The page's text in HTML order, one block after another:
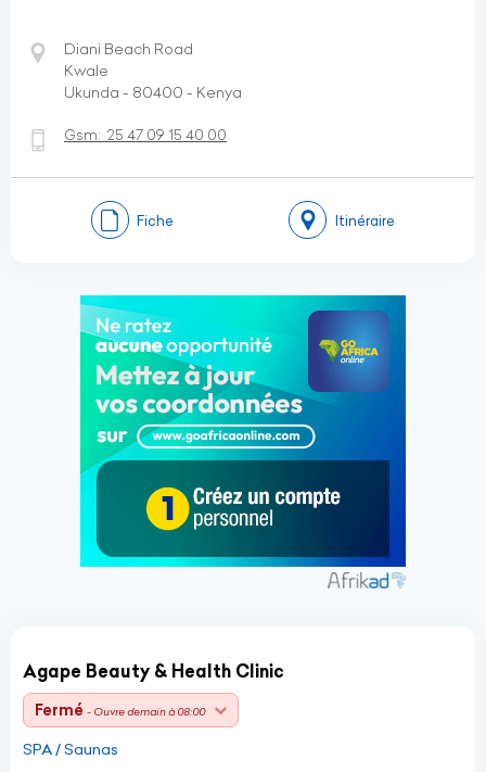
Diani Beach Road
Kwale
Ukunda - 80400 - Kenya
Gsm: 25 47 09 15 40 00
Fiche Itinéraire
Agape Beauty & Health Clinic
Fermé - Ouvre demain à 08:00
SPA / Saunas